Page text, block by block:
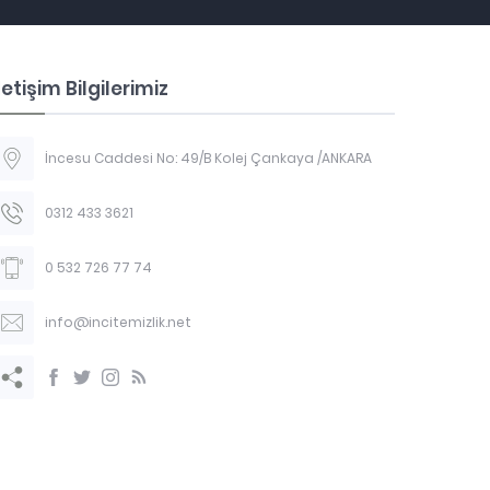
Bilgilerimiz
İncesu Caddesi No: 49/B Kolej Çankaya /ANKARA
0312 433 3621
0 532 726 77 74
info@incitemizlik.net